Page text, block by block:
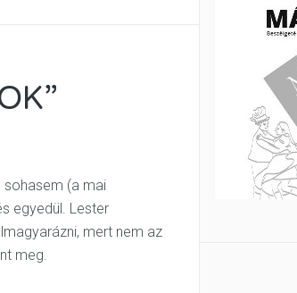
sohasem (a mai
egyedül. Lester
mert nem az
meg.